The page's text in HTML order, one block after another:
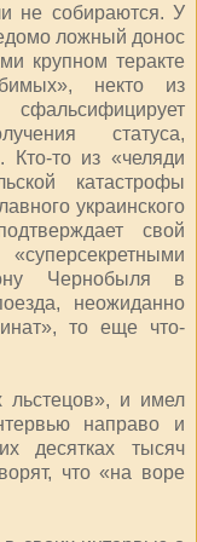
не собираются. У
ложный донос
крупном теракте
некто из
статуса,
Кто-то из «челяди
катастрофы
украинского
свой
Чернобыля в
неожиданно
то еще что-
льстецов», и имел
направо и
десятках тысяч
что «на воре